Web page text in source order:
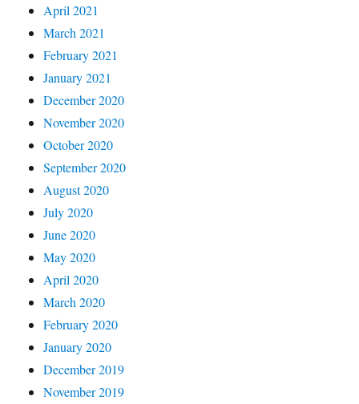
April 2021
March 2021
February 2021
January 2021
December 2020
November 2020
October 2020
September 2020
August 2020
July 2020
June 2020
May 2020
April 2020
March 2020
February 2020
January 2020
December 2019
November 2019